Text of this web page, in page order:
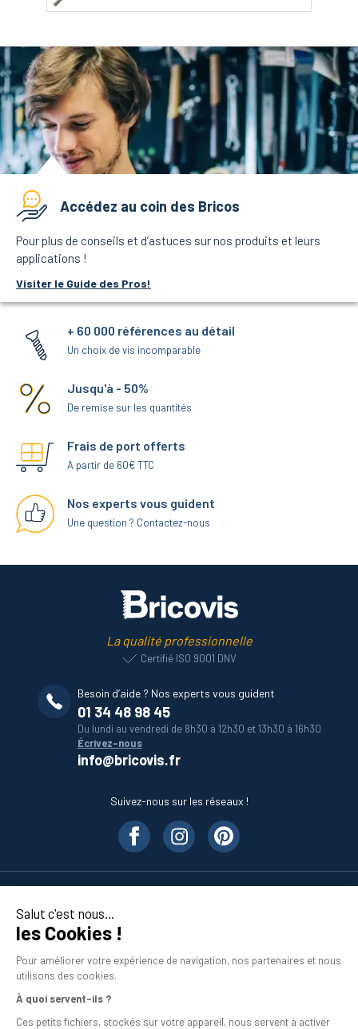
Salut c'est nous...
les Cookies !
Pour améliorer votre expérience de navigation, nos partenaires et nous
utilisons des cookies.
À quoi servent-ils ?
Ces petits fichiers, stockés sur votre appareil, nous servent à activer
Accédez au coin des Bricos
Pour plus de conseils et d’astuces sur nos produits et leurs
applications !
Visiter le Guide des Pros!
+ 60 000 références au détail
Un choix de vis incomparable
Jusqu'à - 50%
De remise sur les quantités
Frais de port offerts
A partir de 60€ TTC
Nos experts vous guident
Une question ? Contactez-nous
La qualité professionnelle
Certifié ISO 9001 DNV
Besoin d’aide ? Nos experts vous guident
01 34 48 98 45
Du lundi au vendredi de 8h30 à 12h30 et 13h30 à 16h30
Écrivez-nous
info@bricovis.fr
Suivez-nous sur les réseaux !
En savoir plus